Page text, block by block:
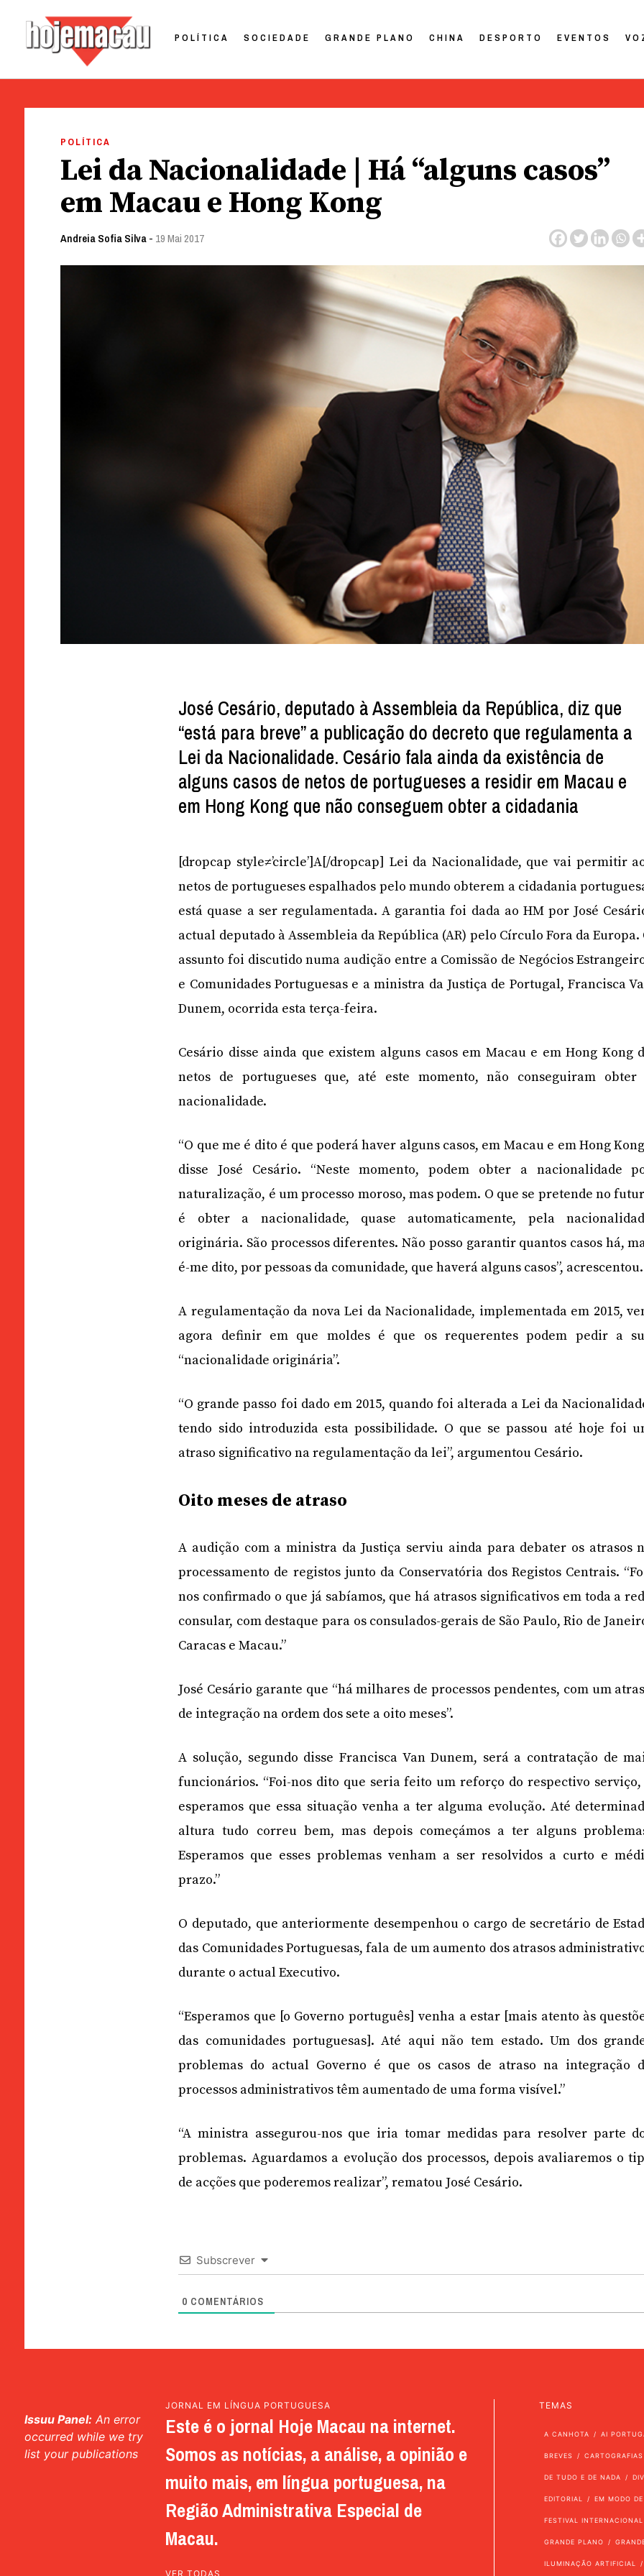
POLÍTICA SOCIEDADE GRANDE PLANO CHINA DESPORTO EVENTOS
POLÍTICA
Lei da Nacionalidade | Há “alguns casos”
em Macau e Hong Kong
Andreia Sofia Silva- 19 Mai 2017
José Cesário, deputado à Assembleia da República, diz que
“está para breve” a publicação do decreto que regulamenta a
Lei da Nacionalidade. Cesário fala ainda da existência de
alguns casos de netos de portugueses a residir em Macau e
em Hong Kong que não conseguem obter a cidadania
[dropcap style≠’circle’]A[/dropcap] Lei da Nacionalidade, que vai permitir
netos de portugueses espalhados pelo mundo obterem a cidadania
está quase a ser regulamentada. A garantia foi dada ao HM por José
actual deputado à Assembleia da República (AR) pelo Círculo Fora da Europa.
assunto foi discutido numa audição entre a Comissão de Negócios
e Comunidades Portuguesas e a ministra da Justiça de Portugal, Francisca
Dunem, ocorrida esta terça-feira.
Cesário disse ainda que existem alguns casos em Macau e em Hong Kong
netos de portugueses que, até este momento, não conseguiram obter
nacionalidade.
“O que me é dito é que poderá haver alguns casos, em Macau e em Hong
disse José Cesário. “Neste momento, podem obter a nacionalidade
naturalização, é um processo moroso, mas podem. O que se pretende no
é obter a nacionalidade, quase automaticamente, pela
originária. São processos diferentes. Não posso garantir quantos casos há,
é-me dito, por pessoas da comunidade, que haverá alguns casos”, acrescentou.
A regulamentação da nova Lei da Nacionalidade, implementada em 2015,
agora definir em que moldes é que os requerentes podem pedir a
“nacionalidade originária”.
“O grande passo foi dado em 2015, quando foi alterada a Lei da
tendo sido introduzida esta possibilidade. O que se passou até hoje foi
atraso significativo na regulamentação da lei”, argumentou Cesário.
Oito meses de atraso
A audição com a ministra da Justiça serviu ainda para debater os atrasos
processamento de registos junto da Conservatória dos Registos Centrais.
nos confirmado o que já sabíamos, que há atrasos significativos em toda a
consular, com destaque para os consulados-gerais de São Paulo, Rio de
Caracas e Macau.”
José Cesário garante que “há milhares de processos pendentes, com um
de integração na ordem dos sete a oito meses”.
A solução, segundo disse Francisca Van Dunem, será a contratação de
funcionários. “Foi-nos dito que seria feito um reforço do respectivo serviço,
esperamos que essa situação venha a ter alguma evolução. Até
altura tudo correu bem, mas depois começámos a ter alguns
Esperamos que esses problemas venham a ser resolvidos a curto e
prazo.”
O deputado, que anteriormente desempenhou o cargo de secretário de
das Comunidades Portuguesas, fala de um aumento dos atrasos
durante o actual Executivo.
“Esperamos que [o Governo português] venha a estar [mais atento às
das comunidades portuguesas]. Até aqui não tem estado. Um dos
problemas do actual Governo é que os casos de atraso na integração
processos administrativos têm aumentado de uma forma visível.”
“A ministra assegurou-nos que iria tomar medidas para resolver parte
problemas. Aguardamos a evolução dos processos, depois avaliaremos o
de acções que poderemos realizar”, rematou José Cesário.
Subscrever
0 COMENTÁRIOS
Issuu Panel: An error
occurred while we try
list your publications
JORNAL EM LÍNGUA PORTUGUESA
Este é o jornal Hoje Macau na internet.
Somos as notícias, a análise, a opinião e
muito mais, em língua portuguesa, na
Região Administrativa Especial de
Macau.
VER TODAS
TEMAS
A CANHOTA AI
BREVES CARTOGRAFIAS
DE TUDO E DE NADA
EDITORIAL EM MODO
FESTIVAL
GRANDE PLANO
ILUMINAÇÃO ARTIFICIAL